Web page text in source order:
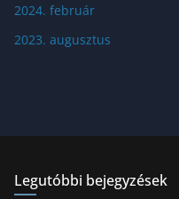
2024. február
2023. augusztus
Legutóbbi bejegyzések